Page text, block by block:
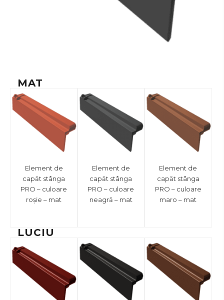
MAT
Element de
capăt stânga
PRO – culoare
roșie – mat
Element de
capăt stânga
PRO – culoare
neagră – mat
Element de
capăt stânga
PRO – culoare
maro – mat
LUCIU